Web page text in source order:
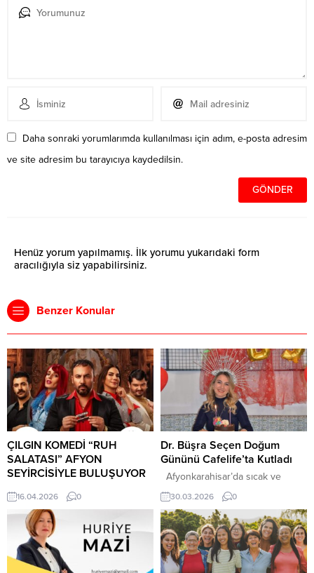
Daha sonraki yorumlarımda kullanılması için adım, e-posta adresim
ve site adresim bu tarayıcıya kaydedilsin.
Henüz yorum yapılmamış. İlk yorumu yukarıdaki form
aracılığıyla siz yapabilirsiniz.
Benzer Konular
ÇILGIN KOMEDİ “RUH
SALATASI” AFYON
SEYİRCİSİYLE BULUŞUYOR
Afyonkarahisar’da tiyatro
kültürünü büyütmek adına önemli
organizasyonlara imza atan Ömer
Mazi, 8 sezonda 90 oyun, 450
oyuncu ve 30 bin seyirciyle şehri
sanatla buluşturmaya devam
16.04.2026 0
Dr. Büşra Seçen Doğum
Gününü Cafelife’ta Kutladı
Afyonkarahisar’da sıcak ve
samimi bir doğum günü kutlaması
,şehrin sevilen mekânlarından
Cafelife’ta yapıldı. Düzenlenen
sürpriz parti, davetlilere keyifli
anlar yaşattı. Silifke Devlet
Hastanesi’nde dahiliye uzmanı
30.03.2026 0